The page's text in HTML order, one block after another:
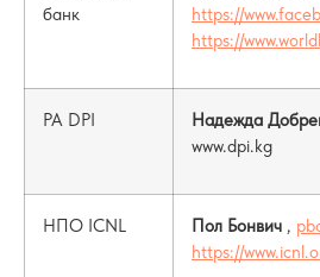
банк
https://
https://
PA DPI Надежда
www.dpi.kg
НПО ICNL Пол Бонвич ,
https://